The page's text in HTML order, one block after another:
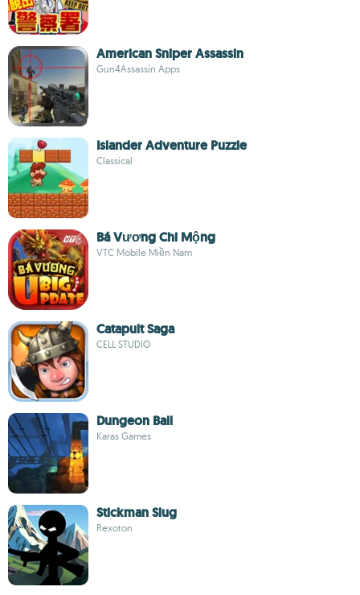
American Sniper Assassin
Gun4Assassin Apps
Islander Adventure Puzzle
Classical
Bá Vương Chi Mộng
VTC Mobile Miền Nam
Catapult Saga
CELL STUDIO
Dungeon Ball
Karas Games
Stickman Slug
Rexoton